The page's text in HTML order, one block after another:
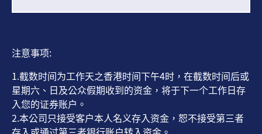
注意事项:
1.截数时间为工作天之香港时间下午4时，在截数时间后或
星期六、日及公众假期收到的资金，将于下一个工作日存
入您的证券账户。
2.本公司只接受客户本人名义存入资金，恕不接受第三者